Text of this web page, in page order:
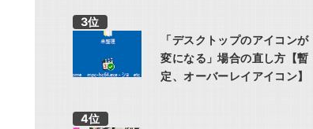
「デスクトップのアイコンが
変になる」場合の直し方【暫
定、オーバーレイアイコン】